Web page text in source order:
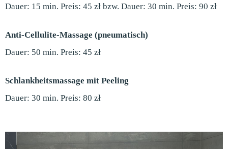
Dauer: 15 min. Preis: 45 zł bzw. Dauer: 30 min. Preis: 90 zł
Anti-Cellulite-Massage (pneumatisch)
Dauer: 50 min. Preis: 45 zł
Schlankheitsmassage mit Peeling
Dauer: 30 min. Preis: 80 zł